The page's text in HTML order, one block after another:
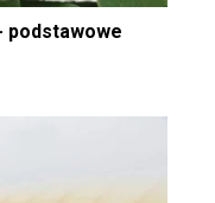
podstawowe